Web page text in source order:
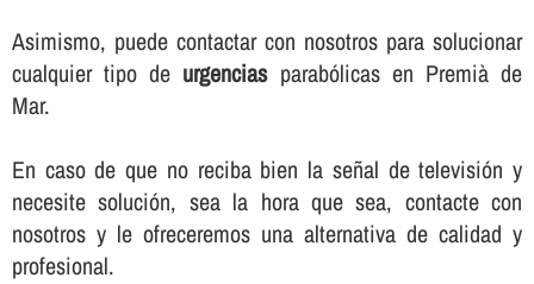
Asimismo, puede contactar con nosotros para solucionar
cualquier tipo de urgenciasparabólicas en Premià de
Mar.
En caso de que no reciba bien la señal de televisión y
necesite solución, sea la hora que sea, contacte con
nosotros y le ofreceremos una alternativa de calidad y
profesional.